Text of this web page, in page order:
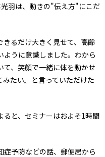
羽は、動きの"伝え方"にこだ
きるだけ大きく見せて、高齢
うに意識しました。わから
、笑顔で一緒に体を動かせ
たい』と言っていただけた
と、セミナーはおよそ1時間
症予防などの話、郵便局から